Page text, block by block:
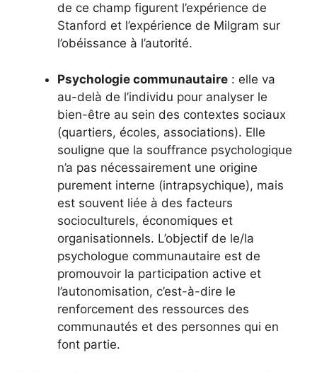
de ce champ figurent l’expérience de
Stanford et l’expérience de Milgram sur
l’obéissance à l’autorité.
Psychologie communautaire : elle va
au-delà de l’individu pour analyser le
bien-être au sein des contextes sociaux
(quartiers, écoles, associations). Elle
souligne que la souffrance psychologique
n’a pas nécessairement une origine
purement interne (intrapsychique), mais
est souvent liée à des facteurs
socioculturels, économiques et
organisationnels. L’objectif de le/la
psychologue communautaire est de
promouvoir la participation active et
l’autonomisation, c’est-à-dire le
renforcement des ressources des
communautés et des personnes qui en
font partie.